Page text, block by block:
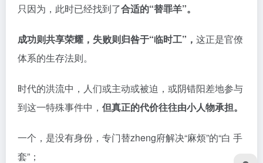
套”；
除了机上过百名乘客，最易牺牲的正是某甲和徐高名
子。